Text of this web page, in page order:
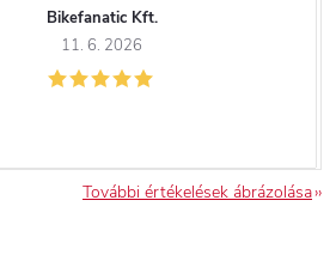
Bikefanatic Kft.
11. 6. 2026
További értékelések ábrázolása